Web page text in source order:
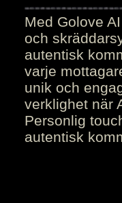
Med Golove
och
autentisk
varje
unik och
verklighet när
Personlig
autentisk